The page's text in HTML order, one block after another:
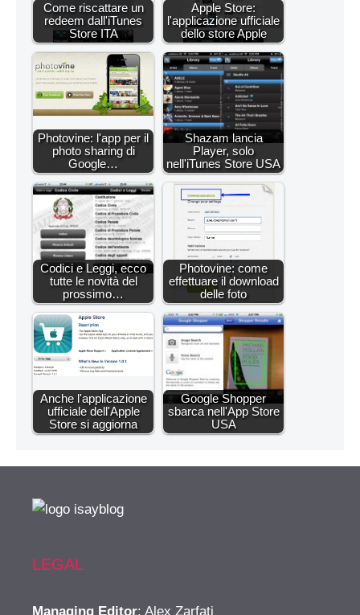
Come riscattare un
redeem dall'iTunes
Store ITA
Apple Store:
l'applicazione ufficiale
dello store Apple
Photovine: l'app per il
photo sharing di
Google…
Shazam lancia
Player, solo
nell'iTunes Store USA
Codici e Leggi, ecco
tutte le novità del
prossimo…
Photovine: come
effettuare il download
delle foto
Anche l'applicazione
ufficiale dell'Apple
Store si aggiorna
Google Shopper
sbarca nell'App Store
USA
LEGAL
Managing Editor: Alex Zarfati